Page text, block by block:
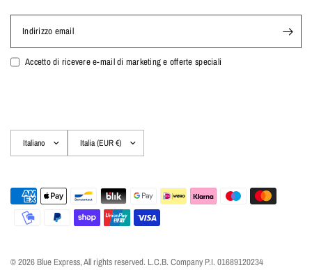
Indirizzo email
Accetto di ricevere e-mail di marketing e offerte speciali
paese/area
paese/area
© 2026 Blue Express, All rights reserved. L.C.B. Company P.I. 01689120234